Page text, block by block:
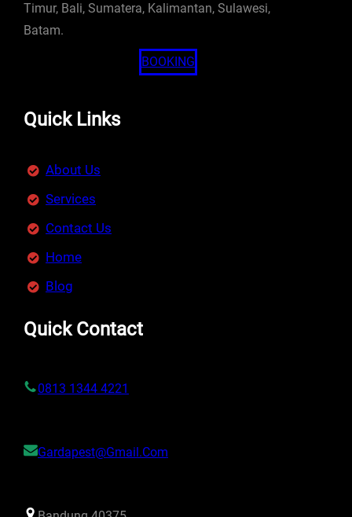
Timur, Bali, Sumatera, Kalimantan, Sulawesi,
Batam.
BOOKING
Quick Links
About Us
Services
Contact Us
Home
Blog
Quick Contact
0813 1344 4221
Gardapest@gmail.com